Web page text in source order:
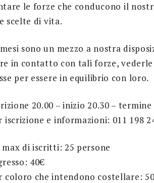
le forze che conducono il
scelte di vita.
sono un mezzo a nostra
in contatto con tali forze,
per essere in equilibrio con loro.
20.00 – inizio 20.30 –
iscrizione e informazioni: 011 198
max di iscritti: 25 persone
40€
coloro che intendono costellare: